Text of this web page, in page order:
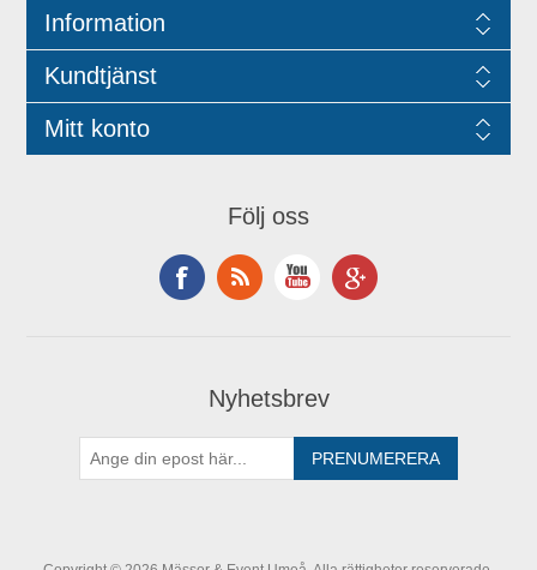
Information
Kundtjänst
Mitt konto
Följ oss
Nyhetsbrev